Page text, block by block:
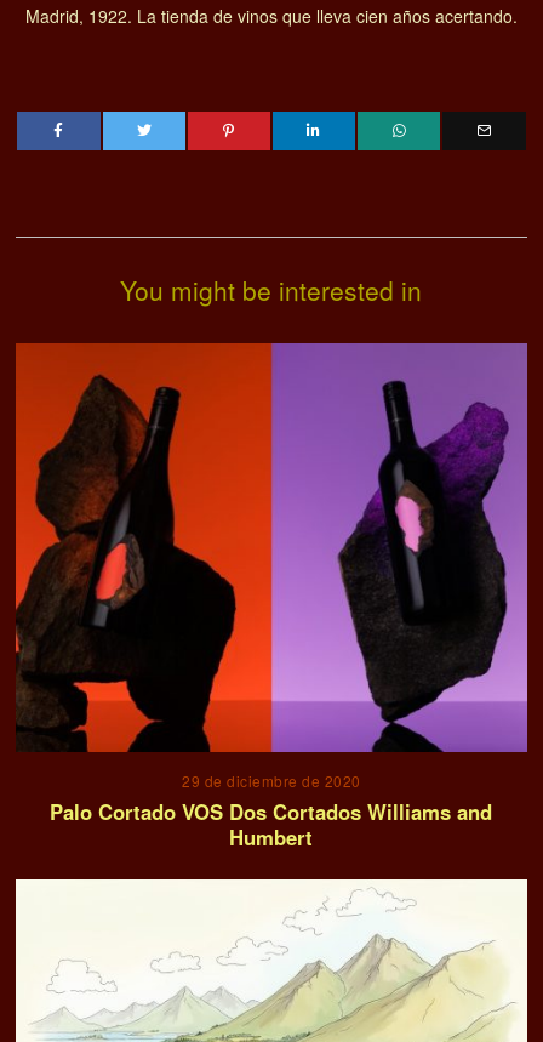
Madrid, 1922. La tienda de vinos que lleva cien años acertando.
You might be interested in
29 de diciembre de 2020
Palo Cortado VOS Dos Cortados Williams and
Humbert